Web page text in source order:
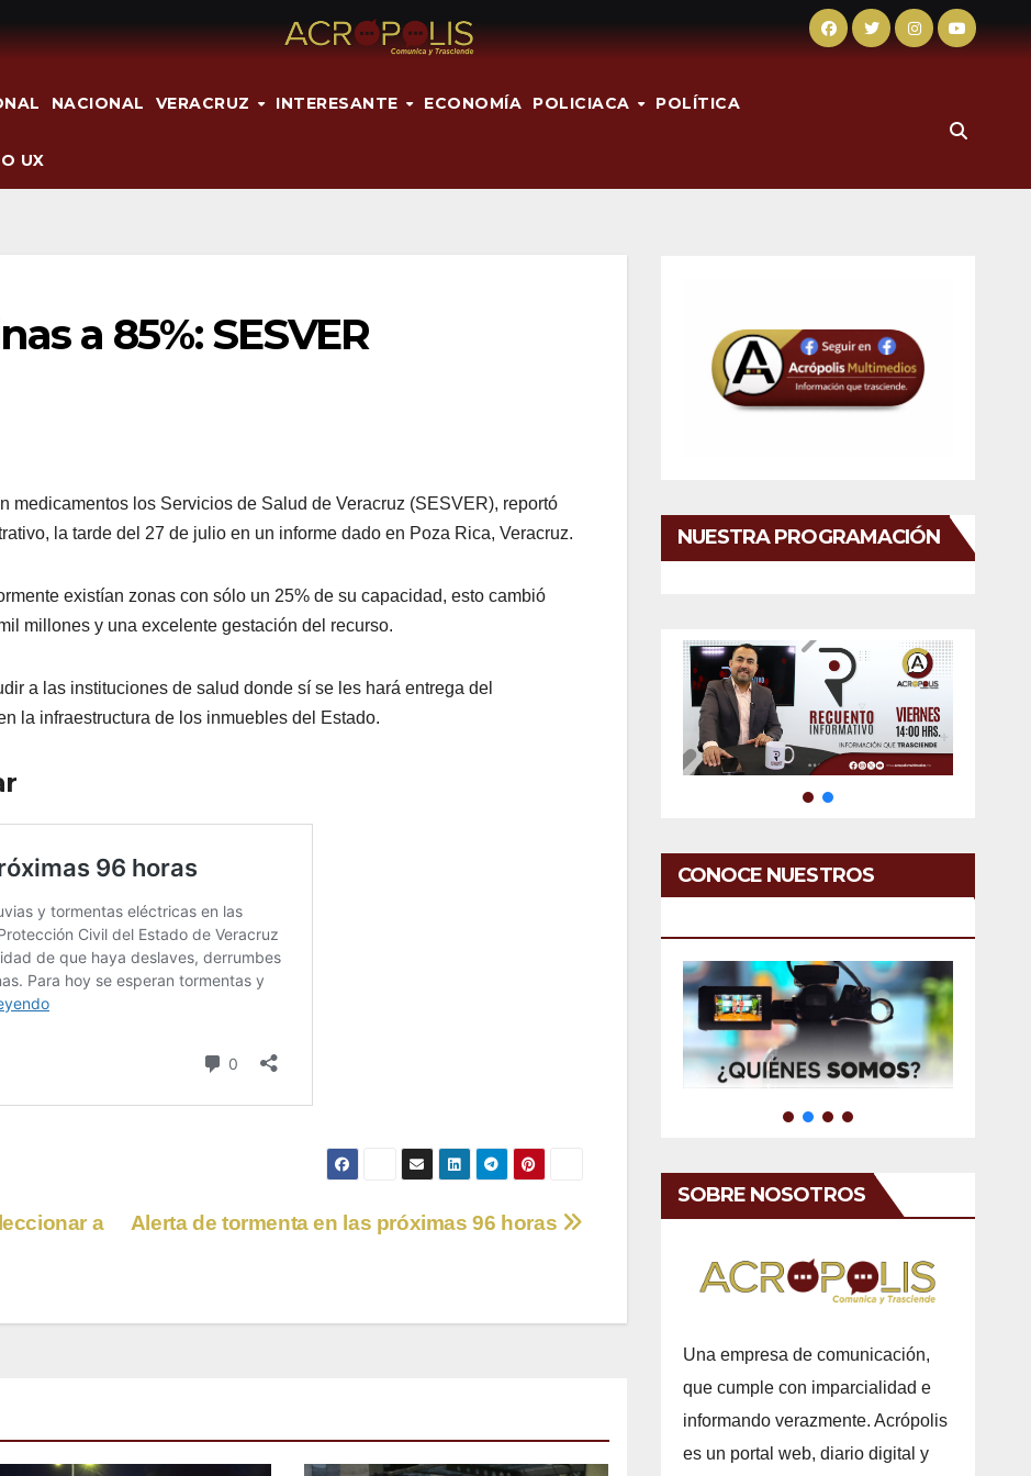
NACIONAL VERACRUZ INTERESANTE ECONOMÍA POLICIACA POLÍTICA
UX
a 85%: SESVER
medicamentos los Servicios de Salud de Veracruz (SESVER), reportó
la tarde del 27 de julio en un informe dado en Poza Rica, Veracruz.
existían zonas con sólo un 25% de su capacidad, esto cambió
millones y una excelente gestación del recurso.
a las instituciones de salud donde sí se les hará entrega del
la infraestructura de los inmuebles del Estado.
Alerta de tormenta en las próximas 96 horas
a
NUESTRA PROGRAMACIÓN
CONOCE NUESTROS
SOBRE NOSOTROS
Una empresa de comunicación,
que cumple con imparcialidad e
informando verazmente. Acrópolis
es un portal web, diario digital y